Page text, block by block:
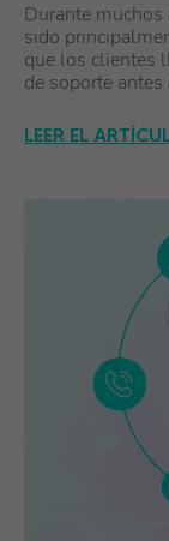
Durante
sido
que los clientes
de soporte
LEER EL